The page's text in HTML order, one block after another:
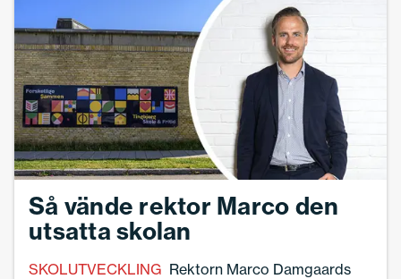
Bråberg, förvaltningschef/skolchef på barn- och
utbildningsförvaltningen i Vänersborg.
Så vände rektor Marco den
utsatta skolan
SKOLUTVECKLING Rektorn Marco Damgaards